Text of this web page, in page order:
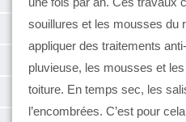
souillures et les mousses du
appliquer des traitements
pluvieuse, les mousses et
toiture. En temps sec, les
l’encombrées. C’est pour